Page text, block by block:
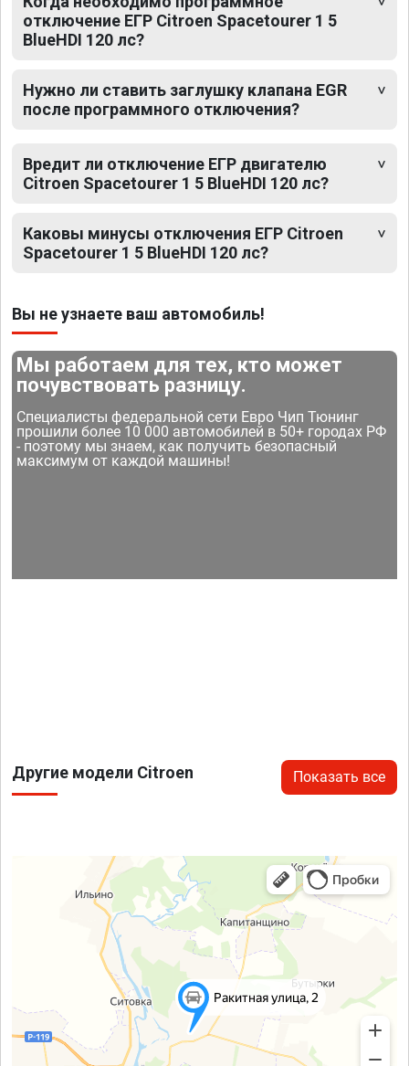
отключение ЕГР Citroen Spacetourer 1 5
BlueHDI 120 лс?
Нужно ли ставить заглушку клапана EGR
после программного отключения?
Вредит ли отключение ЕГР двигателю
Citroen Spacetourer 1 5 BlueHDI 120 лс?
Каковы минусы отключения ЕГР Citroen
Spacetourer 1 5 BlueHDI 120 лс?
Вы не узнаете ваш автомобиль!
Мы работаем для тех, кто может
почувствовать разницу.
Специалисты федеральной сети Евро Чип Тюнинг
прошили более 10 000 автомобилей в 50+ городах РФ
- поэтому мы знаем, как получить безопасный
максимум от каждой машины!
Другие модели Citroen Показать все